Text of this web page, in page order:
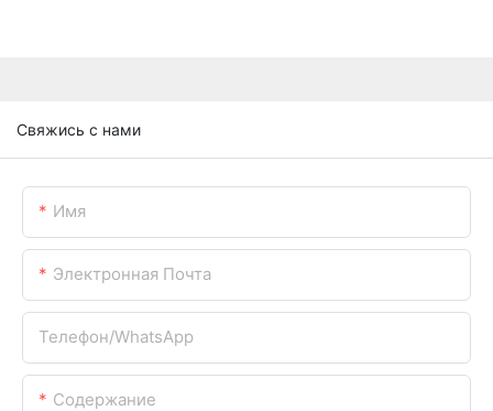
Свяжись с нами
Имя
Электронная Почта
Телефон/WhatsApp
Содержание